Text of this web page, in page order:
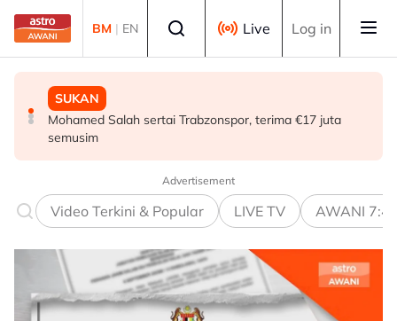
Skip to main content
BM | EN Live Log in
SUKAN
Mohamed Salah sertai Trabzonspor, terima €17 juta
semusim
MALAYSIA
Berita tempatan pilihan sepanjang hari ini
MALAYSIA
Teknologi "5G Advanced" buka potensi besar pacu
transformasi pelbagai sektor - Fahmi
Advertisement
Video Terkini & Popular LIVE TV AWANI